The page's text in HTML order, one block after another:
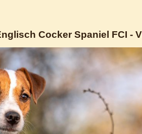
Cocker Spaniel FCI -